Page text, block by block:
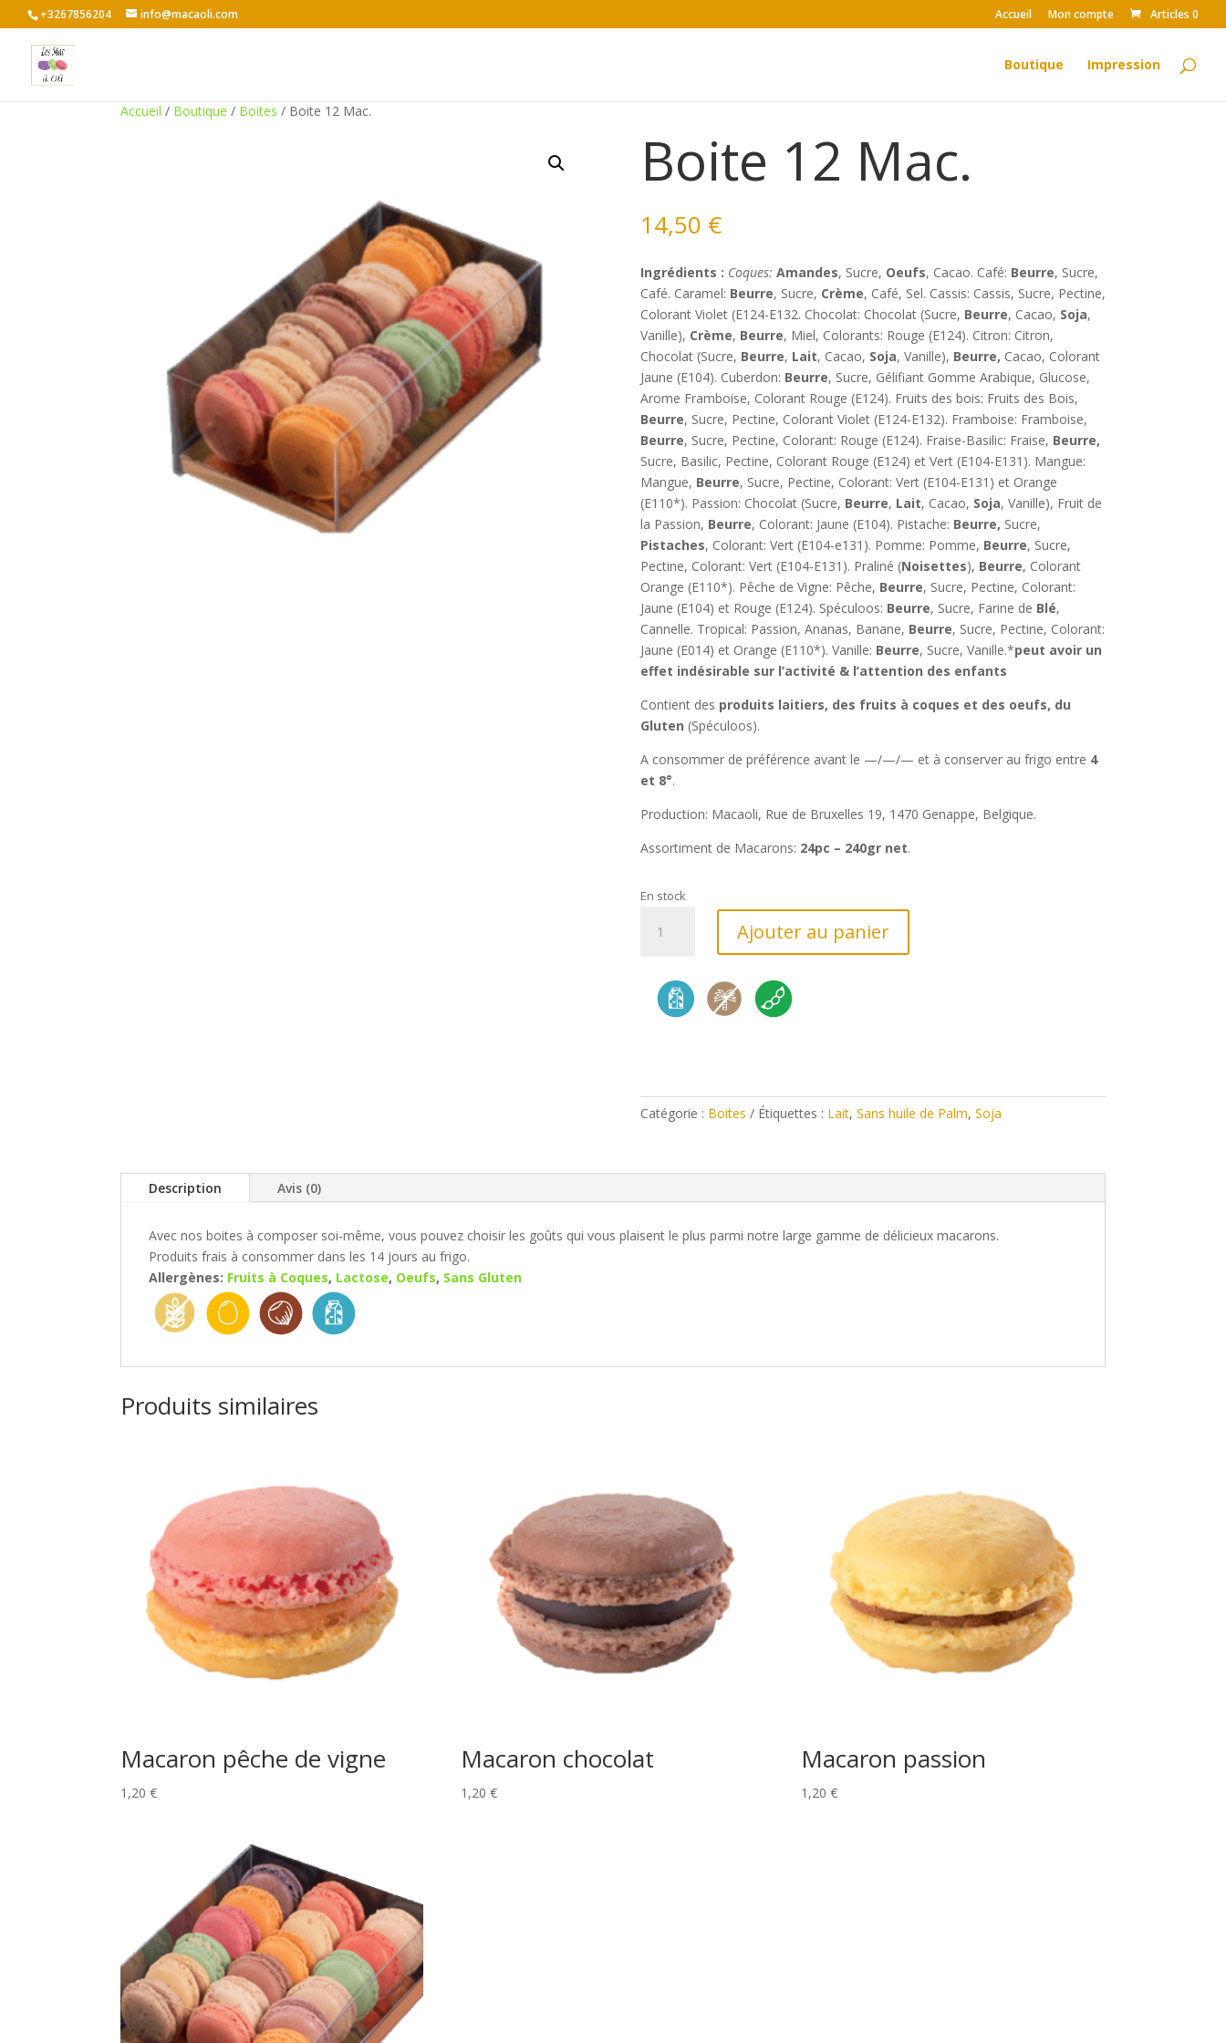
+3267856204 info@macaoli.com Accueil Mon compte Articles 0
Boutique Impression
Accueil / Boutique / Boites / Boite 12 Mac.
Boite 12 Mac.
14,50 €
Ingrédients : Coques: Amandes, Sucre, Oeufs, Cacao. Café: Beurre, Sucre,
Café. Caramel: Beurre, Sucre, Crème, Café, Sel. Cassis: Cassis, Sucre, Pectine,
Colorant Violet (E124-E132. Chocolat: Chocolat (Sucre, Beurre, Cacao, Soja,
Vanille), Crème, Beurre, Miel, Colorants: Rouge (E124). Citron: Citron,
Chocolat (Sucre, Beurre, Lait, Cacao, Soja, Vanille), Beurre, Cacao, Colorant
Jaune (E104). Cuberdon: Beurre, Sucre, Gélifiant Gomme Arabique, Glucose,
Arome Framboise, Colorant Rouge (E124). Fruits des bois: Fruits des Bois,
Beurre, Sucre, Pectine, Colorant Violet (E124-E132). Framboise: Framboise,
Beurre, Sucre, Pectine, Colorant: Rouge (E124). Fraise-Basilic: Fraise, Beurre,
Sucre, Basilic, Pectine, Colorant Rouge (E124) et Vert (E104-E131). Mangue:
Mangue, Beurre, Sucre, Pectine, Colorant: Vert (E104-E131) et Orange
(E110*). Passion: Chocolat (Sucre, Beurre, Lait, Cacao, Soja, Vanille), Fruit de
la Passion, Beurre, Colorant: Jaune (E104). Pistache: Beurre, Sucre,
Pistaches, Colorant: Vert (E104-e131). Pomme: Pomme, Beurre, Sucre,
Pectine, Colorant: Vert (E104-E131). Praliné (Noisettes), Beurre, Colorant
Orange (E110*). Pêche de Vigne: Pêche, Beurre, Sucre, Pectine, Colorant:
Jaune (E104) et Rouge (E124). Spéculoos: Beurre, Sucre, Farine de Blé,
Cannelle. Tropical: Passion, Ananas, Banane, Beurre, Sucre, Pectine, Colorant:
Jaune (E014) et Orange (E110*). Vanille: Beurre, Sucre, Vanille.*peut avoir un
effet indésirable sur l’activité & l’attention des enfants
Contient des produits laitiers, des fruits à coques et des oeufs, du
Gluten (Spéculoos).
A consommer de préférence avant le —/—/— et à conserver au frigo entre 4
et 8°.
Production: Macaoli, Rue de Bruxelles 19, 1470 Genappe, Belgique.
Assortiment de Macarons: 24pc – 240gr net.
En stock
Mac.
Ajouter au panier
Catégorie : Boites Étiquettes : Lait, Sans huile de Palm, Soja
Description Avis (0)
Avec nos boites à composer soi-même, vous pouvez choisir les goûts qui vous plaisent le plus parmi notre large gamme de délicieux macarons.
Produits frais à consommer dans les 14 jours au frigo.
Allergènes: Fruits à Coques, Lactose, Oeufs, Sans Gluten
Produits similaires
Macaron pêche de vigne
1,20 €
Macaron chocolat
1,20€
Macaron passion
1,20€